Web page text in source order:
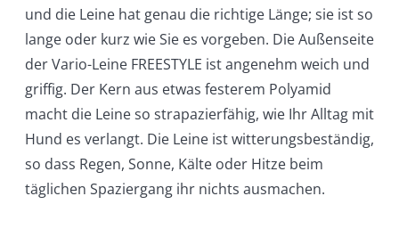
und die Leine hat genau die richtige Länge; sie ist so
lange oder kurz wie Sie es vorgeben. Die Außenseite
der Vario-Leine FREESTYLE ist angenehm weich und
griffig. Der Kern aus etwas festerem Polyamid
macht die Leine so strapazierfähig, wie Ihr Alltag mit
Hund es verlangt. Die Leine ist witterungsbeständig,
so dass Regen, Sonne, Kälte oder Hitze beim
täglichen Spaziergang ihr nichts ausmachen.